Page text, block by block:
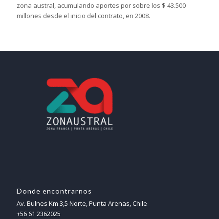
zona austral, acumulando aportes por sobre los $ 43.500
millones desde el inicio del contrato, en 2008.
Donde encontrarnos
Av. Bulnes Km 3,5 Norte, Punta Arenas, Chile
+56 61 2362025